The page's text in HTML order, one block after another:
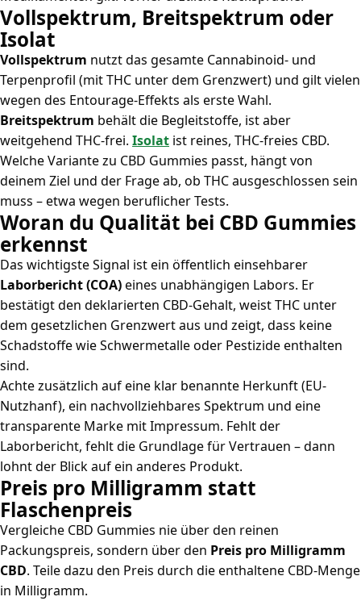
Vollspektrum, Breitspektrum oder
Isolat
Vollspektrum nutzt das gesamte Cannabinoid- und
Terpenprofil (mit THC unter dem Grenzwert) und gilt vielen
wegen des Entourage-Effekts als erste Wahl.
Breitspektrum behält die Begleitstoffe, ist aber
weitgehend THC-frei. Isolat ist reines, THC-freies CBD.
Welche Variante zu CBD Gummies passt, hängt von
deinem Ziel und der Frage ab, ob THC ausgeschlossen sein
muss – etwa wegen beruflicher Tests.
Woran du Qualität bei CBD Gummies
erkennst
Das wichtigste Signal ist ein öffentlich einsehbarer
Laborbericht (COA)eines unabhängigen Labors. Er
bestätigt den deklarierten CBD-Gehalt, weist THC unter
dem gesetzlichen Grenzwert aus und zeigt, dass keine
Schadstoffe wie Schwermetalle oder Pestizide enthalten
sind.
Achte zusätzlich auf eine klar benannte Herkunft (EU-
Nutzhanf), ein nachvollziehbares Spektrum und eine
transparente Marke mit Impressum. Fehlt der
Laborbericht, fehlt die Grundlage für Vertrauen – dann
lohnt der Blick auf ein anderes Produkt.
Preis pro Milligramm statt
Flaschenpreis
Vergleiche CBD Gummies nie über den reinen
Packungspreis, sondern über den Preis pro Milligramm
CBD. Teile dazu den Preis durch die enthaltene CBD-Menge
in Milligramm.